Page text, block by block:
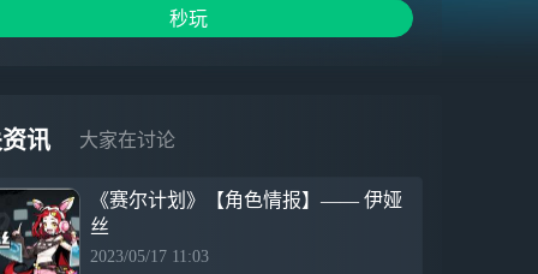
的稚嫩，勇敢地向自己的梦想前进。而赛尔
号飞船也随着大家的成长，变得更加丰富多
秒玩
讯 大家在讨论
《赛尔计划》【角色情报】—— 伊娅
丝
2023/05/17 11:03